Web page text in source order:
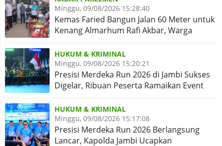
Minggu, 09/08/2026 15:28:40
Kemas Faried Bangun Jalan 60 Meter untuk
Kenang Almarhum Rafi Akbar, Warga
Simpang Rimbo Syukuran
HUKUM & KRIMINAL
Minggu, 09/08/2026 15:20:21
Presisi Merdeka Run 2026 di Jambi Sukses
Digelar, Ribuan Peserta Ramaikan Event
Nasional
HUKUM & KRIMINAL
Minggu, 09/08/2026 15:17:08
Presisi Merdeka Run 2026 Berlangsung
Lancar, Kapolda Jambi Ucapkan